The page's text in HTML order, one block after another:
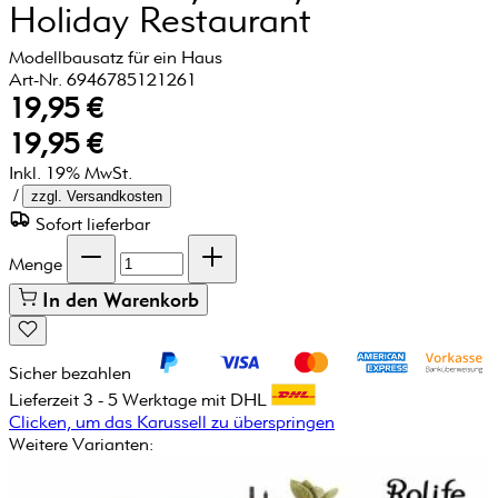
Holiday Restaurant
Modellbausatz für ein Haus
Art-Nr. 6946785121261
19,95 €
19,95 €
Inkl. 19% MwSt.
/
zzgl. Versandkosten
Sofort lieferbar
Menge
In den Warenkorb
Sicher bezahlen
Lieferzeit 3 - 5 Werktage mit DHL
Clicken, um das Karussell zu überspringen
Weitere Varianten: